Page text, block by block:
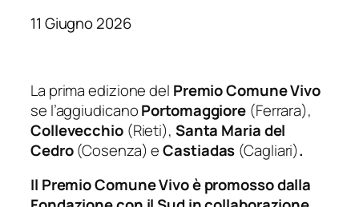
11 Giugno 2026
La prima edizione del Premio Comune Vivo
se l’aggiudicanoPortomaggiore (Ferrara),
Collevecchio(Rieti), Santa Maria del
Cedro(Cosenza) eCastiadas (Cagliari).
Il Premio Comune Vivo è promosso dalla